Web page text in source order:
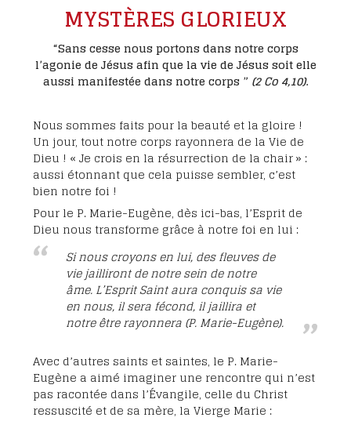
MYSTÈRES GLORIEUX
“Sans cesse nous portons dans notre corps
l’agonie de Jésus afin que la vie de Jésus soit elle
aussi manifestée dans notre corps ” (2 Co 4,10).
Nous sommes faits pour la beauté et la gloire !
Un jour, tout notre corps rayonnera de la Vie de
Dieu ! « Je crois en la résurrection de la chair » :
aussi étonnant que cela puisse sembler, c’est
bien notre foi !
Pour le P. Marie-Eugène, dès ici-bas, l’Esprit de
Dieu nous transforme grâce à notre foi en lui :
Si nous croyons en lui, des fleuves de
vie jailliront de notre sein de notre
âme. L’Esprit Saint aura conquis sa vie
en nous, il sera fécond, il jaillira et
notre être rayonnera (P. Marie-Eugène).
Avec d’autres saints et saintes, le P. Marie-
Eugène a aimé imaginer une rencontre qui n’est
pas racontée dans l’Évangile, celle du Christ
ressuscité et de sa mère, la Vierge Marie :